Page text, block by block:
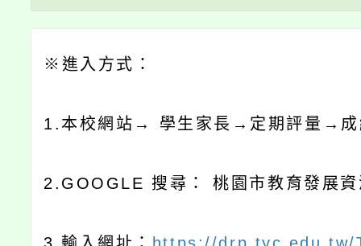
※ 進入方式：
1. 本校網站 → 學生家長 →定期評量→
2.GOOGLE搜尋： 桃園市教育發展